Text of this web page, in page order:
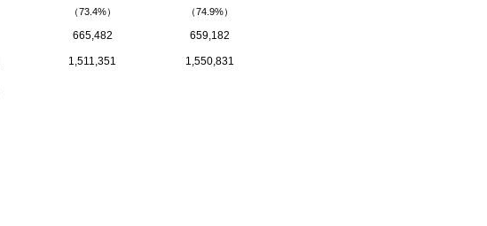
（73.4%） （74.9%）
665,482 659,182
1,511,351 1,550,831